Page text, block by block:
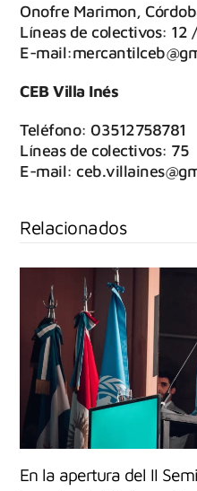
Onofre Marimon,
Líneas de colectivos: 12
E-
CEB Villa Inés
Teléfono: 03512758781
Líneas de colectivos: 75
E-mail:
Relacionados
En la apertura del II